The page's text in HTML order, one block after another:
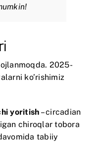
2025-
ko’rishimiz
yoritish – circadian
chiroqlar tobora
tabiiy